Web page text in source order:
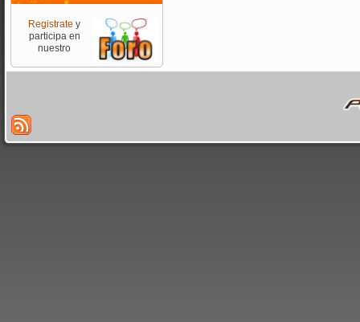
Registrate y
participa en
nuestro